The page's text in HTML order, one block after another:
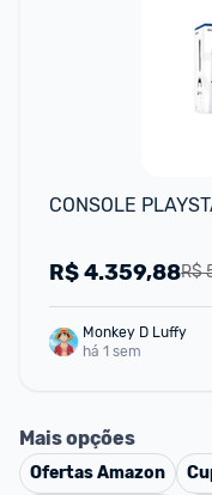
CONSOLE
R$
R$4.359,88
Monkey D Luffy
há 1 sem
Mais opções
OfertasAmazon